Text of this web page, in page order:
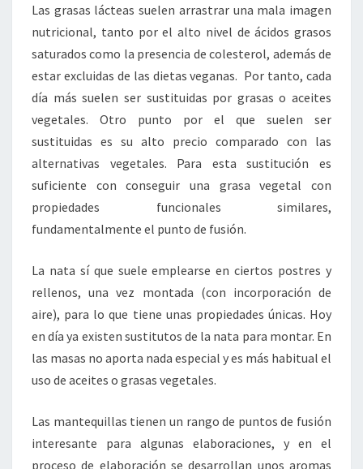
Las grasas lácteas suelen arrastrar una mala imagen
nutricional, tanto por el alto nivel de ácidos grasos
saturados como la presencia de colesterol, además de
estar excluidas de las dietas veganas. Por tanto, cada
día más suelen ser sustituidas por grasas o aceites
vegetales. Otro punto por el que suelen ser
sustituidas es su alto precio comparado con las
alternativas vegetales. Para esta sustitución es
suficiente con conseguir una grasa vegetal con
propiedades funcionales similares,
fundamentalmente el punto de fusión.
La nata sí que suele emplearse en ciertos postres y
rellenos, una vez montada (con incorporación de
aire), para lo que tiene unas propiedades únicas. Hoy
en día ya existen sustitutos de la nata para montar. En
las masas no aporta nada especial y es más habitual el
uso de aceites o grasas vegetales.
Las mantequillas tienen un rango de puntos de fusión
interesante para algunas elaboraciones, y en el
proceso de elaboración se desarrollan unos aromas